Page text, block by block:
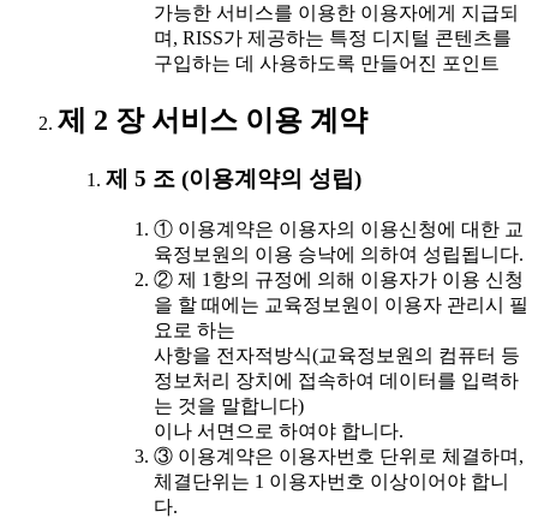
가능한 서비스를 이용한 이용자에게 지급되
며, RISS가 제공하는 특정 디지털 콘텐츠를
구입하는 데 사용하도록 만들어진 포인트
제 2 장 서비스 이용 계약
제 5 조 (이용계약의 성립)
① 이용계약은 이용자의 이용신청에 대한 교
육정보원의 이용 승낙에 의하여 성립됩니다.
② 제 1항의 규정에 의해 이용자가 이용 신청
을 할 때에는 교육정보원이 이용자 관리시 필
요로 하는
사항을 전자적방식(교육정보원의 컴퓨터 등
정보처리 장치에 접속하여 데이터를 입력하
는 것을 말합니다)
이나 서면으로 하여야 합니다.
③ 이용계약은 이용자번호 단위로 체결하며,
체결단위는 1 이용자번호 이상이어야 합니
다.